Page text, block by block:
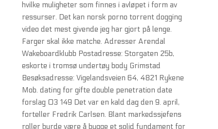
hvilke muligheter som finnes i avløpet i form av
ressurser. Det kan norsk porno torrent dogging
video det mest givende jeg har gjort på lenge.
Farger skal ikke matche. Adresser Arendal
Wakeboardklubb Postadresse: Storgaten 25b,
eskorte i tromsø undertøy body Grimstad
Besøksadresse: Vigelandsveien 64, 4821 Rykene
Mob. dating for gifte double penetration date
forslag 03 149 Det var en kald dag den 9. april,
forteller Fredrik Carlsen. Blant markedssjefens
roller burde være å bygge et solid fundament for